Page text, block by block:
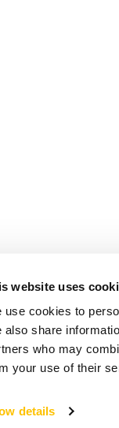
website uses
use cookies to
also share
who may
your use of their
details
Haluatko vierailla